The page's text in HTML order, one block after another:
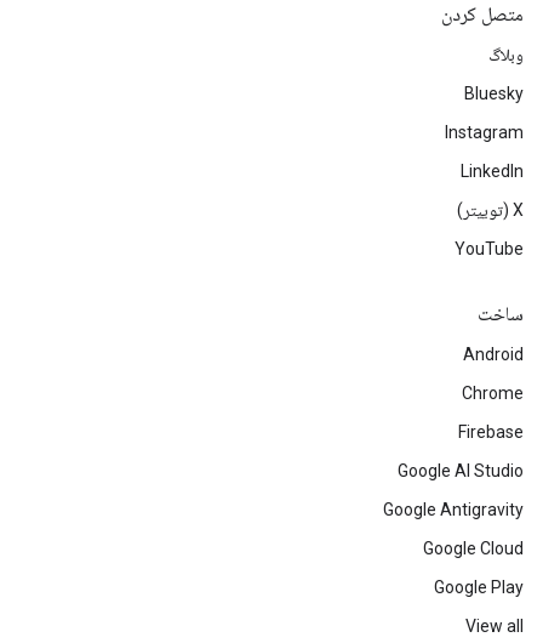
متصل کردن
وبلاگ
Bluesky
Instagram
LinkedIn
‫X (توییتر)
YouTube
ساخت
Android
Chrome
Firebase
Google AI Studio
Google Antigravity
Google Cloud
Google Play
View all